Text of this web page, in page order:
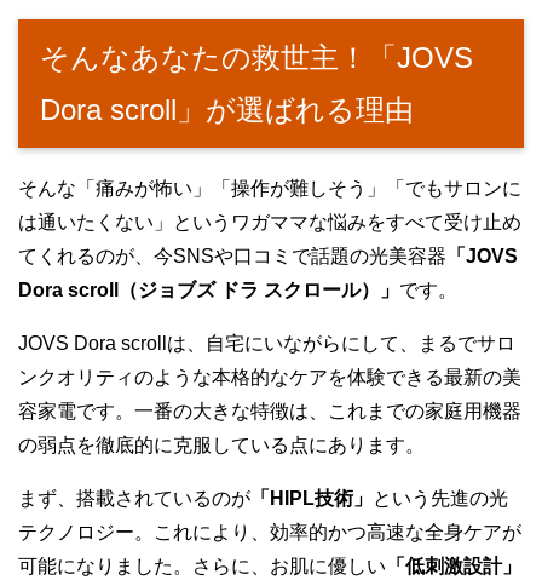
そんなあなたの救世主！「JOVS
Dora scroll」が選ばれる理由
そんな「痛みが怖い」「操作が難しそう」「でもサロンに
は通いたくない」というワガママな悩みをすべて受け止め
てくれるのが、今SNSや口コミで話題の光美容器 「JOVS
Dora scroll（ジョブズ ドラ スクロール）」 です。
JOVS Dora scrollは、自宅にいながらにして、まるでサロ
ンクオリティのような本格的なケアを体験できる最新の美
容家電です。一番の大きな特徴は、これまでの家庭用機器
の弱点を徹底的に克服している点にあります。
まず、搭載されているのが 「HIPL技術」 という先進の光
テクノロジー。これにより、効率的かつ高速な全身ケアが
可能になりました。さらに、お肌に優しい 「低刺激設計」